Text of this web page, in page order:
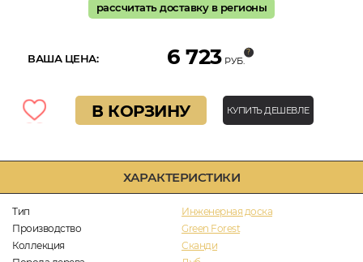
ХАРАКТЕРИСТИКИ
Тип
Инженерная доска
Производство
Green Forest
Коллекция
Сканди
рассчитать доставку в регионы
ВАША ЦЕНА: 6 723 РУБ.
В КОРЗИНУ КУПИТЬ ДЕШЕВЛЕ